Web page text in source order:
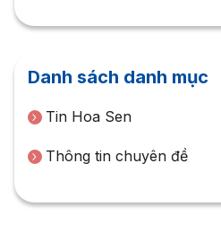
Danh sách danh mục
Tin Hoa Sen
Thông tin chuyên đề